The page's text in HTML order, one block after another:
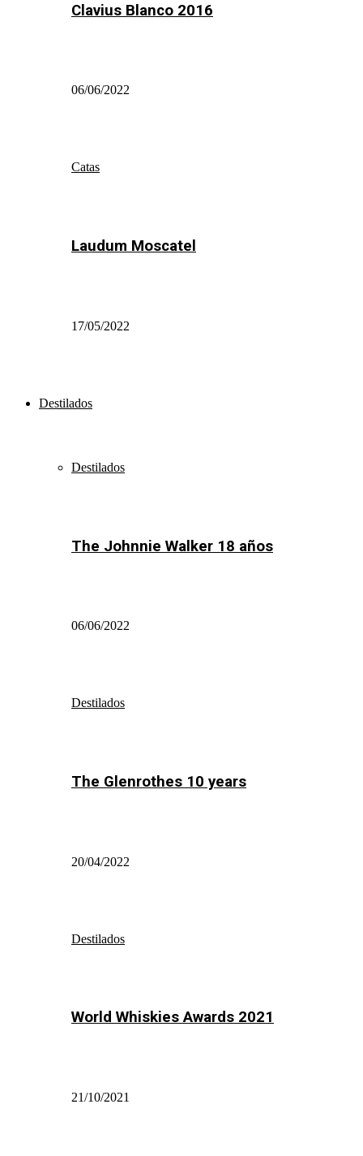
Clavius Blanco 2016
06/06/2022
Catas
Laudum Moscatel
17/05/2022
Destilados
Destilados
The Johnnie Walker 18 años
06/06/2022
Destilados
The Glenrothes 10 years
20/04/2022
Destilados
World Whiskies Awards 2021
21/10/2021